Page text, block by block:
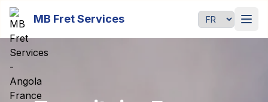
Passer au contenu principal
MB Fret Services
Langue